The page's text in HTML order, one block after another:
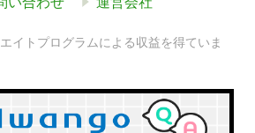
イトプログラムによる収益を得ていま